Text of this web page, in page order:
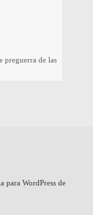
preguerra de las
para WordPress de